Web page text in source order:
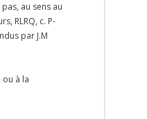
au sens au
RLRQ, c. P-
par J.M
à la